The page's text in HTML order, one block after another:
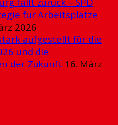
für Arbeitsplätze
2026
aufgestellt für die
und die
der Zukunft 16. März